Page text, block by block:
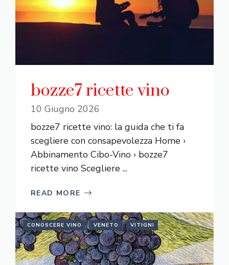
bozze7 ricette vino
10 Giugno 2026
bozze7 ricette vino: la guida che ti fa
scegliere con consapevolezza Home ›
Abbinamento Cibo-Vino › bozze7
ricette vino Scegliere ...
READ MORE
CONOSCERE VINO VENETO VITIGNI